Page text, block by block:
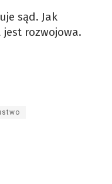
sąd. Jak
rozwojowa.